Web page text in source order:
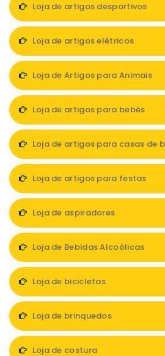
Loja de artigos desportivos
Loja de artigos elétricos
Loja de Artigos para Animais
Loja de artigos para bebés
Loja de artigos para casas de
Loja de artigos para festas
Loja de aspiradores
Loja de Bebidas Alcoólicas
Loja de bicicletas
Loja de brinquedos
Loja de costura